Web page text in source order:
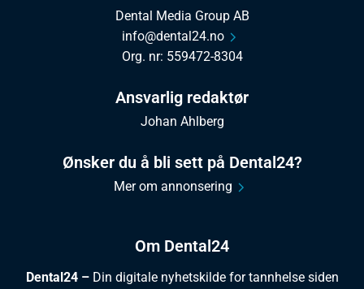
Om Dental24
Dental24 – Din digitale nyhetskilde for tannhelse siden
Dental Media Group AB
info@dental24.no
Org. nr: 559472-8304
Ansvarlig redaktør
Johan Ahlberg
Ønsker du å bli sett på Dental24?
Mer om annonsering